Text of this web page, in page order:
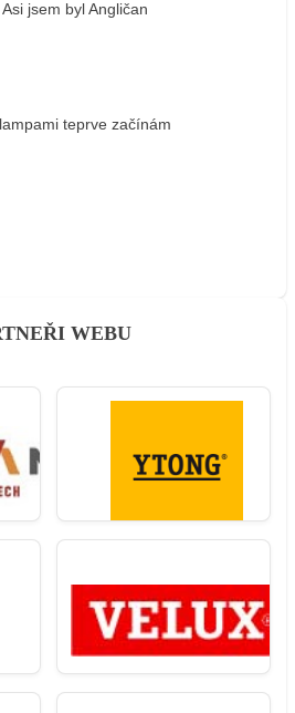
Asi jsem byl Angličan
teprve začínám
WEBU